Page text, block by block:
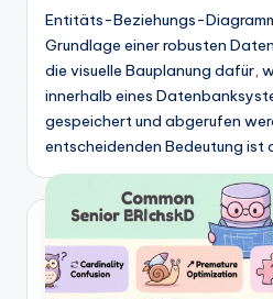
Entitäts-Beziehungs-
Grundlage einer robusten
die visuelle Bauplanung dafür,
innerhalb eines
gespeichert und abgerufen
entscheidenden Bedeutung ist